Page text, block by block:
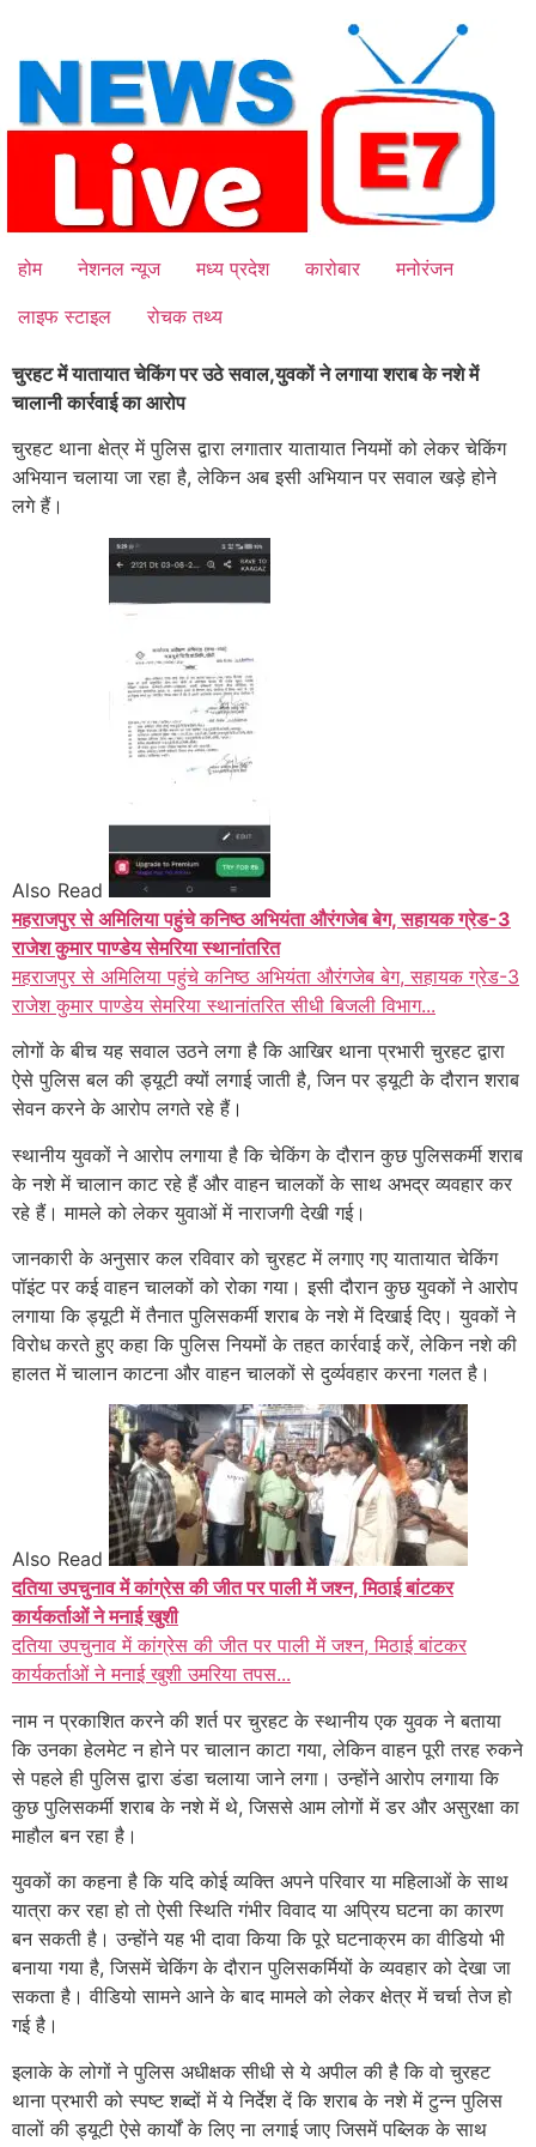
content
होम नेशनल न्यूज मध्य प्रदेश कारोबार
मनोरंजन
लाइफ स्टाइल
रोचक तथ्य
चुरहट में यातायात चेकिंग पर उठे सवाल,युवकों ने लगाया शराब के नशे में
चालानी कार्रवाई का आरोप
चुरहट थाना क्षेत्र में पुलिस द्वारा लगातार यातायात नियमों को लेकर चेकिंग
अभियान चलाया जा रहा है, लेकिन अब इसी अभियान पर सवाल खड़े होने
लगे हैं।
Also Read
महराजपुर से अमिलिया पहुंचे कनिष्ठ अभियंता औरंगजेब बेग, सहायक ग्रेड-3
राजेश कुमार पाण्डेय सेमरिया स्थानांतरित
महराजपुर से अमिलिया पहुंचे कनिष्ठ अभियंता औरंगजेब बेग, सहायक ग्रेड-3
राजेश कुमार पाण्डेय सेमरिया स्थानांतरित सीधी बिजली विभाग...
लोगों के बीच यह सवाल उठने लगा है कि आखिर थाना प्रभारी चुरहट द्वारा
ऐसे पुलिस बल की ड्यूटी क्यों लगाई जाती है, जिन पर ड्यूटी के दौरान शराब
सेवन करने के आरोप लगते रहे हैं।
स्थानीय युवकों ने आरोप लगाया है कि चेकिंग के दौरान कुछ पुलिसकर्मी शराब
के नशे में चालान काट रहे हैं और वाहन चालकों के साथ अभद्र व्यवहार कर
रहे हैं। मामले को लेकर युवाओं में नाराजगी देखी गई।
जानकारी के अनुसार कल रविवार को चुरहट में लगाए गए यातायात चेकिंग
पॉइंट पर कई वाहन चालकों को रोका गया। इसी दौरान कुछ युवकों ने आरोप
लगाया कि ड्यूटी में तैनात पुलिसकर्मी शराब के नशे में दिखाई दिए। युवकों ने
विरोध करते हुए कहा कि पुलिस नियमों के तहत कार्रवाई करें, लेकिन नशे की
हालत में चालान काटना और वाहन चालकों से दुर्व्यवहार करना गलत है।
Also Read
दतिया उपचुनाव में कांग्रेस की जीत पर पाली में जश्न, मिठाई बांटकर
कार्यकर्ताओं ने मनाई खुशी
दतिया उपचुनाव में कांग्रेस की जीत पर पाली में जश्न, मिठाई बांटकर
कार्यकर्ताओं ने मनाई खुशी उमरिया तपस...
नाम न प्रकाशित करने की शर्त पर चुरहट के स्थानीय एक युवक ने बताया
कि उनका हेलमेट न होने पर चालान काटा गया, लेकिन वाहन पूरी तरह रुकने
से पहले ही पुलिस द्वारा डंडा चलाया जाने लगा। उन्होंने आरोप लगाया कि
कुछ पुलिसकर्मी शराब के नशे में थे, जिससे आम लोगों में डर और असुरक्षा का
माहौल बन रहा है।
युवकों का कहना है कि यदि कोई व्यक्ति अपने परिवार या महिलाओं के साथ
यात्रा कर रहा हो तो ऐसी स्थिति गंभीर विवाद या अप्रिय घटना का कारण
बन सकती है। उन्होंने यह भी दावा किया कि पूरे घटनाक्रम का वीडियो भी
बनाया गया है, जिसमें चेकिंग के दौरान पुलिसकर्मियों के व्यवहार को देखा जा
सकता है। वीडियो सामने आने के बाद मामले को लेकर क्षेत्र में चर्चा तेज हो
गई है।
इलाके के लोगों ने पुलिस अधीक्षक सीधी से ये अपील की है कि वो चुरहट
थाना प्रभारी को स्पष्ट शब्दों में ये निर्देश दें कि शराब के नशे में टुन्न पुलिस
वालों की ड्यूटी ऐसे कार्यों के लिए ना लगाई जाए जिसमें पब्लिक के साथ